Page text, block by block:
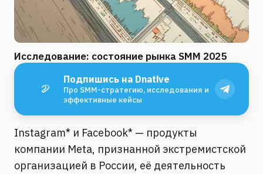
Исследование: состояние рынка SMM 2025
Подпишись на Dnative
Про SMM-стратегию, исследования и
эффективные кейсы
Instagram* и Facebook* — продукты
компании Meta, признанной экстремистской
организацией в России, её деятельность